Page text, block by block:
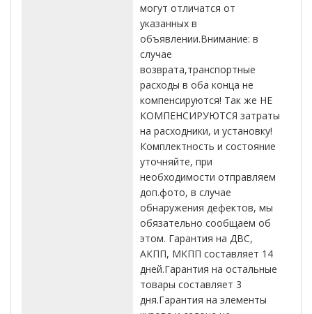
могут отличатся от
указанных в
объявлении.Внимание: в
случае
возврата,транспортные
расходы в оба конца не
компенсируются! Так же НЕ
КОМПЕНСИРУЮТСЯ затраты
на расходники, и установку!
Комплектность и состояние
уточняйте, при
необходимости отправляем
доп.фото, в случае
обнаружения дефектов, мы
обязательно сообщаем об
этом. Гарантия на ДВС,
АКПП, МКПП составляет 14
дней.Гарантия на остальные
товары составляет 3
дня.Гарантия на элементы